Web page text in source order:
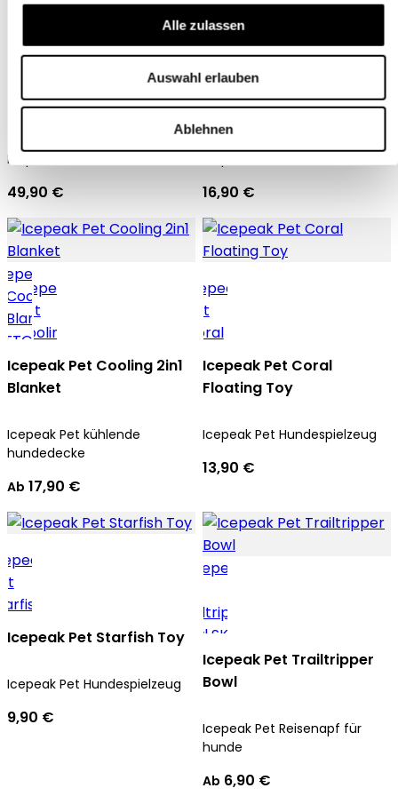
Alle zulassen
Auswahl erlauben
Ablehnen
On Bag
Icepeak Pet Reisetasche
49,90 €
handle
16,90 €
Icepeak Pet Cooling 2in1
Blanket
Icepeak Pet kühlende
hundedecke
Ab 17,90 €
Icepeak Pet Coral
Floating Toy
Icepeak Pet Hundespielzeug
13,90 €
Icepeak Pet Starfish Toy
Icepeak Pet Hundespielzeug
9,90 €
Icepeak Pet Trailtripper
Bowl
Icepeak Pet Reisenapf für
hunde
Ab 6,90 €